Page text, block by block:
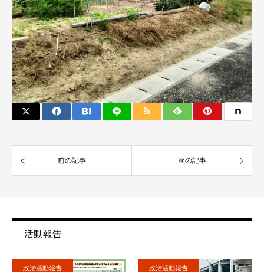
前の記事 次の記事
活動報告
政治活動報告 政治活動報告